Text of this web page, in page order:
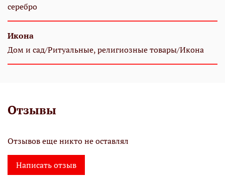
серебро
Икона
Дом и сад/Ритуальные, религиозные товары/Икона
Отзывы
Отзывов еще никто не оставлял
Написать отзыв